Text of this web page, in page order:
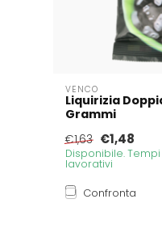
VENCO
Liquirizia
Grammi
€1,63 €1,48
Disponibile.
lavorativi
Confronta